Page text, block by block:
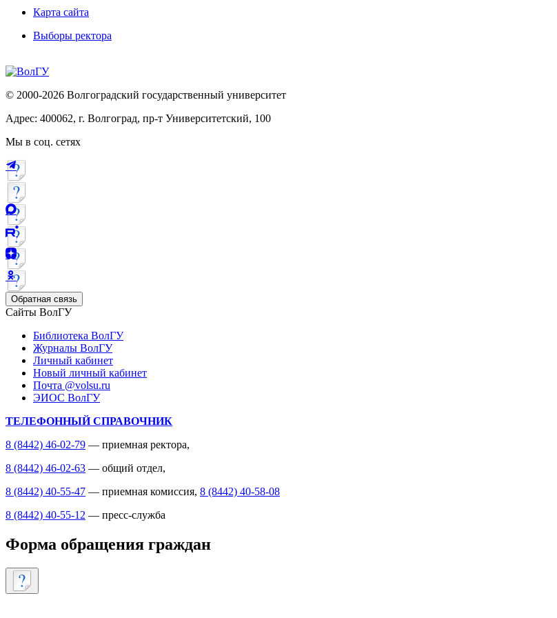
Карта сайта
Выборы ректора
© 2000-2026 Волгоградский государственный университет
Адрес: 400062, г. Волгоград, пр-т Университетский, 100
Мы в соц. сетях
Обратная связь
Сайты ВолГУ
Библиотека ВолГУ
Журналы ВолГУ
Личный кабинет
Новый личный кабинет
Почта @volsu.ru
ЭИОС ВолГУ
ТЕЛЕФОННЫЙ СПРАВОЧНИК
8 (8442) 46-02-79 — приемная ректора,
8 (8442) 46-02-63 — общий отдел,
8 (8442) 40-55-47 — приемная комиссия, 8 (8442) 40-58-08
8 (8442) 40-55-12 — пресс-служба
Форма обращения граждан